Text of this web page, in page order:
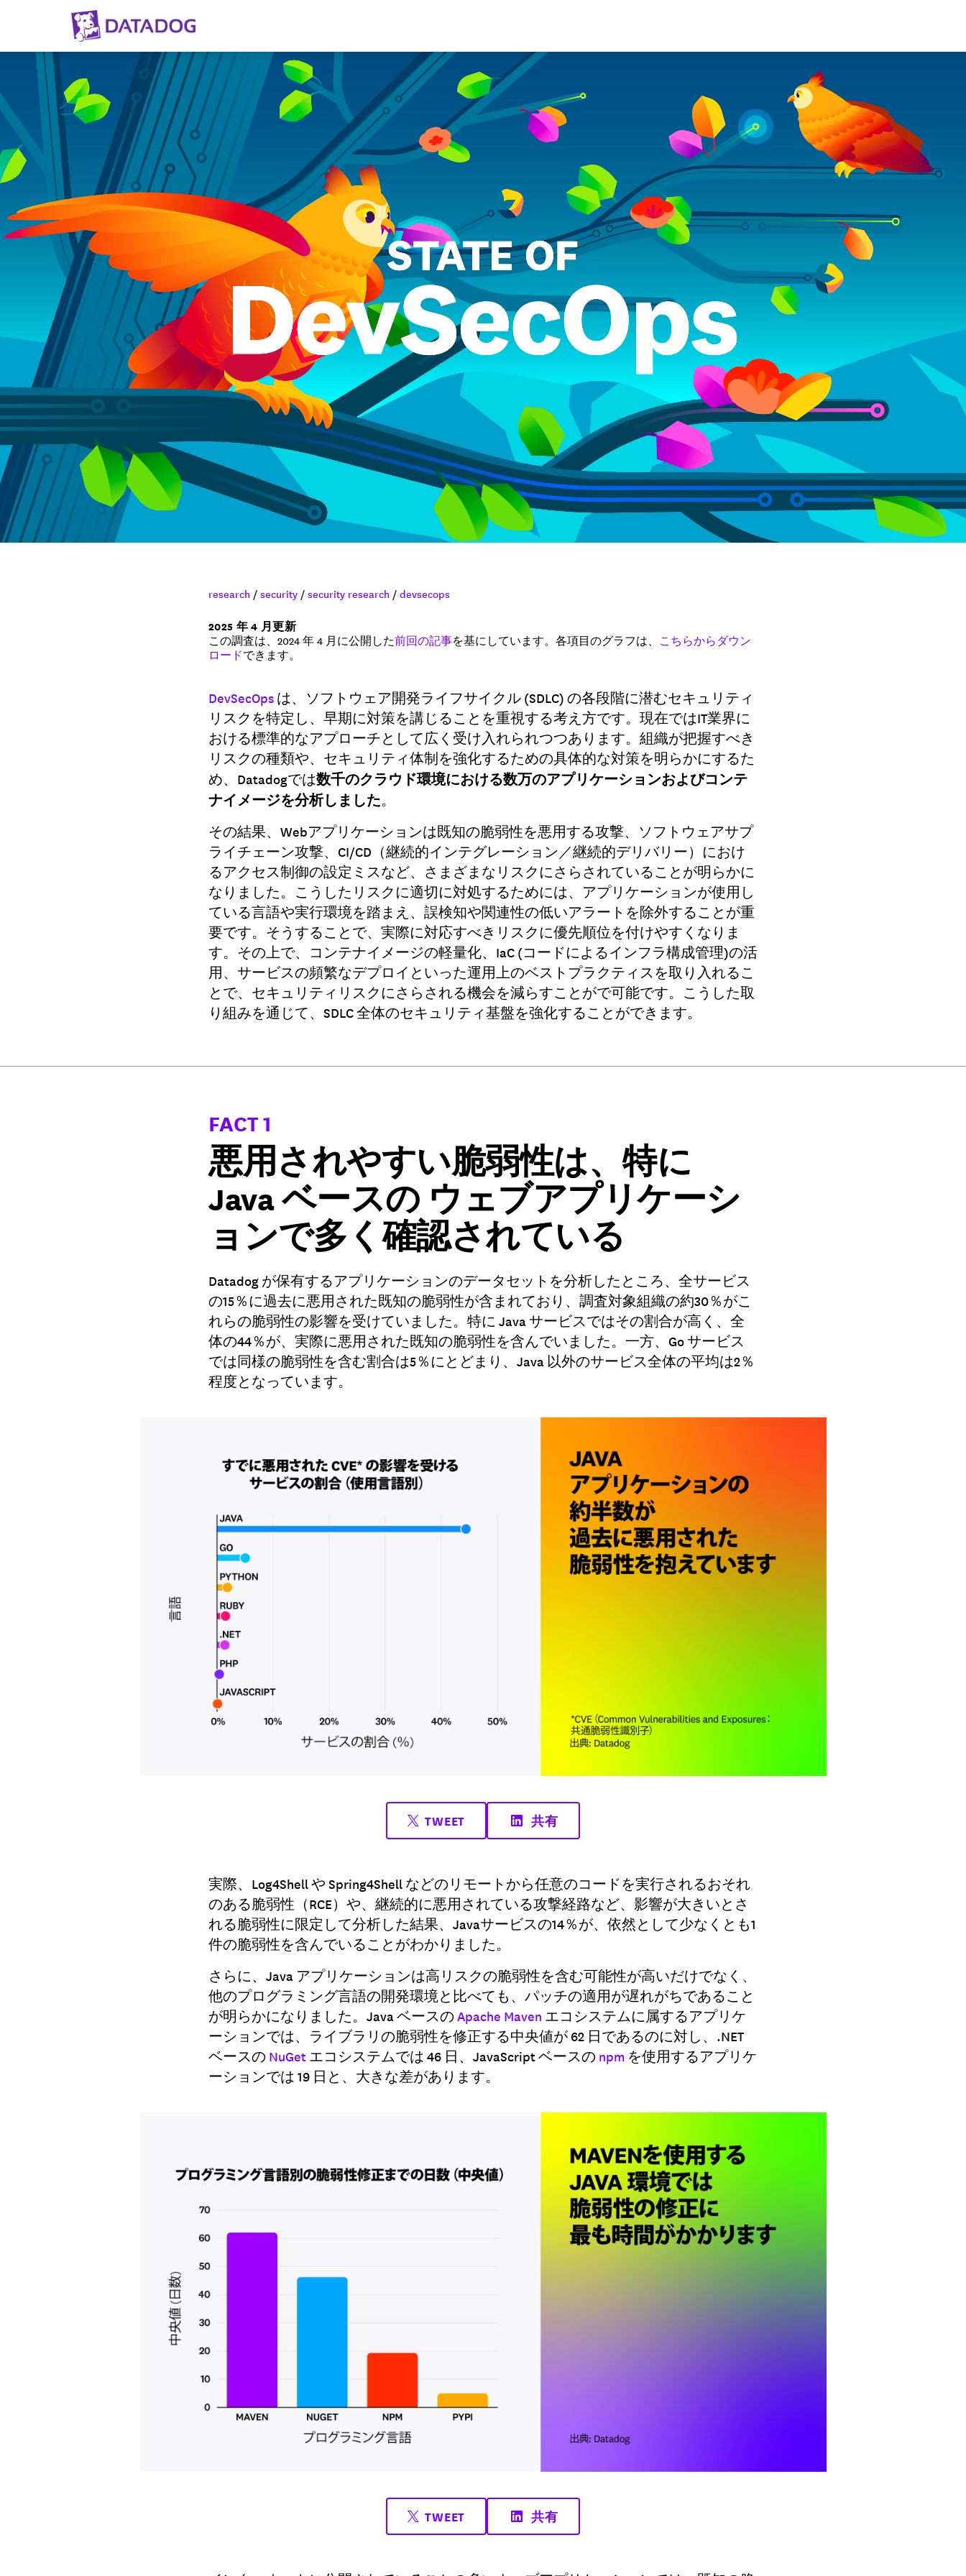
research / security / security research / devsecops
2025 年 4 月更新
この調査は、2024 年 4 月に公開した前回の記事を基にしています。各項目のグラフは、 こちらからダウン
ロードできます。
DevSecOps は、ソフトウェア開発ライフサイクル (SDLC) の各段階に潜むセキュリティ
リスクを特定し、早期に対策を講じることを重視する考え方です。現在ではIT業界に
おける標準的なアプローチとして広く受け入れられつつあります。組織が把握すべき
リスクの種類や、セキュリティ体制を強化するための具体的な対策を明らかにするた
め、Datadogでは数千のクラウド環境における数万のアプリケーションおよびコンテ
ナイメージを分析しました。
その結果、Webアプリケーションは既知の脆弱性を悪用する攻撃、ソフトウェアサプ
ライチェーン攻撃、CI/CD（継続的インテグレーション／継続的デリバリー）におけ
るアクセス制御の設定ミスなど、さまざまなリスクにさらされていることが明らかに
なりました。こうしたリスクに適切に対処するためには、アプリケーションが使用し
ている言語や実行環境を踏まえ、誤検知や関連性の低いアラートを除外することが重
要です。そうすることで、実際に対応すべきリスクに優先順位を付けやすくなりま
す。その上で、コンテナイメージの軽量化、IaC (コードによるインフラ構成管理)の活
用、サービスの頻繁なデプロイといった運用上のベストプラクティスを取り入れるこ
とで、セキュリティリスクにさらされる機会を減らすことがで可能です。こうした取
り組みを通じて、SDLC 全体のセキュリティ基盤を強化することができます。
FACT 1
悪用されやすい脆弱性は、特に
Java ベースの ウェブアプリケーシ
ョンで多く確認されている
Datadog が保有するアプリケーションのデータセットを分析したところ、全サービス
の15％に過去に悪用された既知の脆弱性が含まれており、調査対象組織の約30％がこ
れらの脆弱性の影響を受けていました。特に Java サービスではその割合が高く、全
体の44％が、実際に悪用された既知の脆弱性を含んでいました。一方、Go サービス
では同様の脆弱性を含む割合は5％にとどまり、Java 以外のサービス全体の平均は2％
程度となっています。
TWEET 共有
実際、Log4Shell や Spring4Shell などのリモートから任意のコードを実行されるおそれ
のある脆弱性（RCE）や、継続的に悪用されている攻撃経路など、影響が大きいとさ
れる脆弱性に限定して分析した結果、Javaサービスの14％が、依然として少なくとも1
件の脆弱性を含んでいることがわかりました。
さらに、Java アプリケーションは高リスクの脆弱性を含む可能性が高いだけでなく、
他のプログラミング言語の開発環境と比べても、パッチの適用が遅れがちであること
が明らかになりました。Java ベースの Apache Maven エコシステムに属するアプリケ
ーションでは、ライブラリの脆弱性を修正する中央値が 62 日であるのに対し、.NET
ベースの NuGet エコシステムでは 46 日、JavaScript ベースの npm を使用するアプリケ
ーションでは 19 日と、大きな差があります。
TWEET 共有